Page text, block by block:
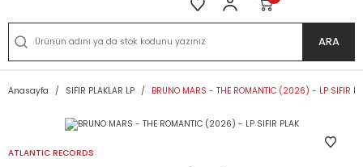
ARA
Anasayfa SIFIR PLAKLAR LP BRUNO MARS - THE ROMANTIC (2026) - LP SIFIR
ATLANTIC RECORDS